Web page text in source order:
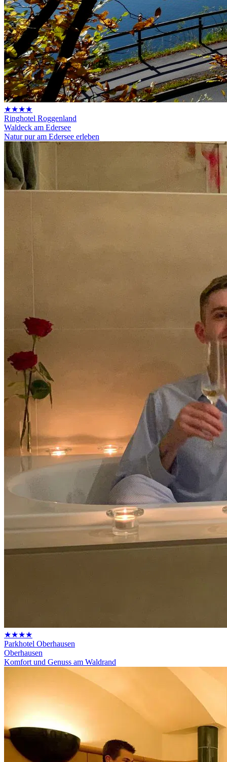
★★★★
Ringhotel Roggenland
Waldeck am Edersee
Natur pur am Edersee erleben
★★★★
Parkhotel Oberhausen
Oberhausen
Komfort und Genuss am Waldrand